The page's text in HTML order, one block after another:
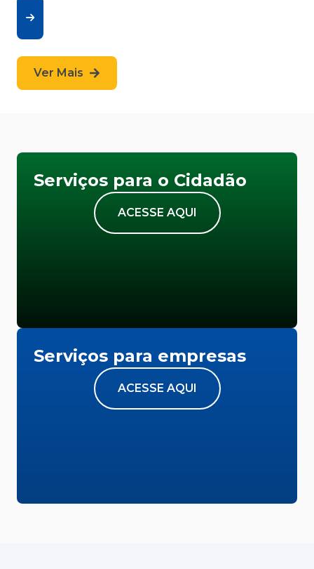
Ver Mais
Serviços para o Cidadão
ACESSE AQUI
Serviços para empresas
ACESSE AQUI